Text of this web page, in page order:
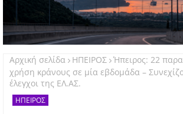
Αρχική σελίδα ΗΠΕΙΡΟΣ Ήπειρος: 22
χρήση κράνους σε μία εβδομάδα –
έλεγχοι της ΕΛ.ΑΣ.
ΗΠΕΙΡΟΣ